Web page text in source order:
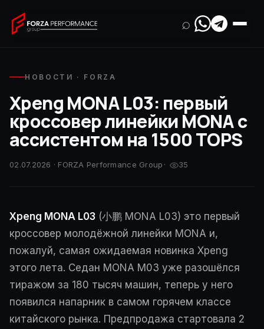
⌕
НОВОСТИ · FORZA
Xpeng MONA L03: первый
кроссовер линейки MONA с
ассистентом на 1500 TOPS
02.07.2026 · FORZA Performance Group · 35
Xpeng MONA L03 (小鹏 MONA L03) это первый
кроссовер молодёжной линейки MONA и,
пожалуй, самая ожидаемая новинка Xpeng
этого лета. Седан MONA M03 уже разошёлся
тиражом за 180 тысяч машин, теперь у него
появился напарник в самом горячем классе
китайского рынка. Предпродажа стартовала 2